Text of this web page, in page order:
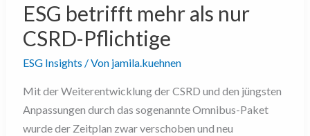
ESG betrifft mehr als nur
CSRD-Pflichtige
ESG Insights / Von jamila.kuehnen
Mit der Weiterentwicklung der CSRD und den jüngsten
Anpassungen durch das sogenannte Omnibus-Paket
wurde der Zeitplan zwar verschoben und neu